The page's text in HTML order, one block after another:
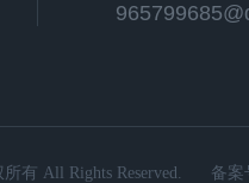
有 All Rights Reserved. 备案